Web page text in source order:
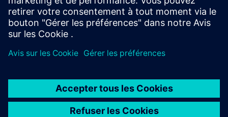
complémentaires et les licences de jetons, la gestion des
données, l'interopérabilité et l'intégration avec d'autres
produits.